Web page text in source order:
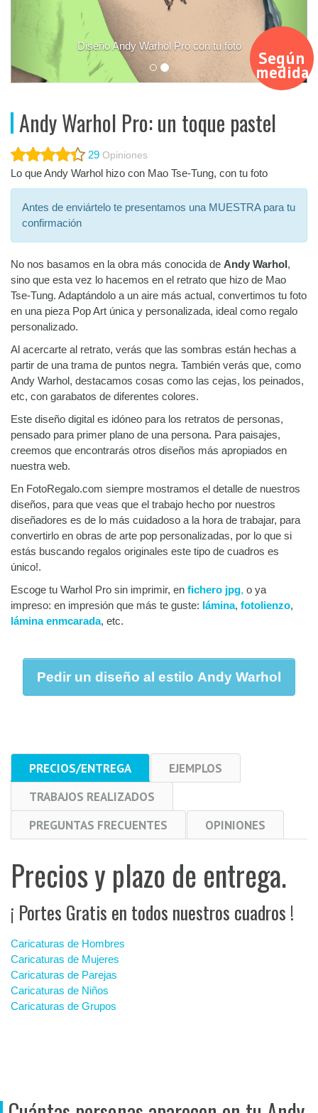
Andy Warhol Pro con tu foto
Según
medida
Andy Warhol Pro: un toque pastel
29 Opiniones
Lo que Andy Warhol hizo con Mao Tse-Tung, con tu foto
Antes de enviártelo te presentamos una MUESTRA para tu
confirmación
No nos basamos en la obra más conocida de Andy Warhol,
sino que esta vez lo hacemos en el retrato que hizo de Mao
Tse-Tung. Adaptándolo a un aire más actual, convertimos tu foto
en una pieza Pop Art única y personalizada, ideal como regalo
personalizado.
Al acercarte al retrato, verás que las sombras están hechas a
partir de una trama de puntos negra. También verás que, como
Andy Warhol, destacamos cosas como las cejas, los peinados,
etc, con garabatos de diferentes colores.
Este diseño digital es idóneo para los retratos de personas,
pensado para primer plano de una persona. Para paisajes,
creemos que encontrarás otros diseños más apropiados en
nuestra web.
En FotoRegalo.com siempre mostramos el detalle de nuestros
diseños, para que veas que el trabajo hecho por nuestros
diseñadores es de lo más cuidadoso a la hora de trabajar, para
convertirlo en obras de arte pop personalizadas, por lo que si
estás buscando regalos originales este tipo de cuadros es
único!.
Escoge tu Warhol Pro sin imprimir, en fichero jpg, o ya
impreso: en impresión que más te guste: lámina, fotolienzo,
lámina enmcarada, etc.
Pedir un diseño al estilo Andy Warhol
PRECIOS/ENTREGA
EJEMPLOS
TRABAJOS REALIZADOS
PREGUNTAS FRECUENTES
OPINIONES
Precios y plazo de entrega.
¡ Portes Gratis en todos nuestros cuadros !
Caricaturas de Hombres
Caricaturas de Mujeres
Caricaturas de Parejas
Caricaturas de Niños
Caricaturas de Grupos